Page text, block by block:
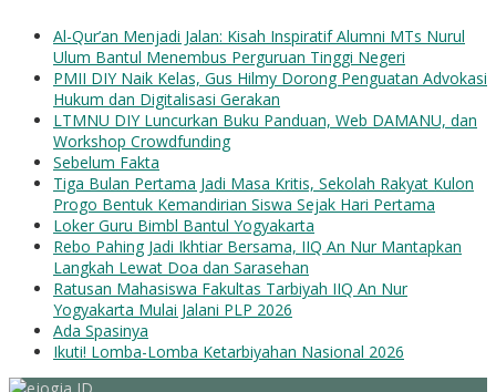
Al-Qur’an Menjadi Jalan: Kisah Inspiratif Alumni MTs Nurul
Ulum Bantul Menembus Perguruan Tinggi Negeri
PMII DIY Naik Kelas, Gus Hilmy Dorong Penguatan Advokasi
Hukum dan Digitalisasi Gerakan
LTMNU DIY Luncurkan Buku Panduan, Web DAMANU, dan
Workshop Crowdfunding
Sebelum Fakta
Tiga Bulan Pertama Jadi Masa Kritis, Sekolah Rakyat Kulon
Progo Bentuk Kemandirian Siswa Sejak Hari Pertama
Loker Guru Bimbl Bantul Yogyakarta
Rebo Pahing Jadi Ikhtiar Bersama, IIQ An Nur Mantapkan
Langkah Lewat Doa dan Sarasehan
Ratusan Mahasiswa Fakultas Tarbiyah IIQ An Nur
Yogyakarta Mulai Jalani PLP 2026
Ada Spasinya
Ikuti! Lomba-Lomba Ketarbiyahan Nasional 2026